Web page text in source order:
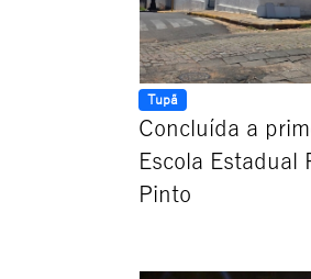
Tupã
Concluída a
Escola Estadual
Pinto